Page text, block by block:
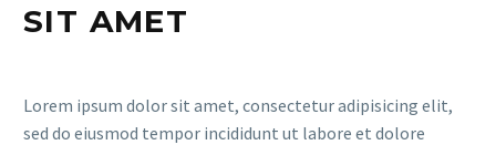
SIT AMET
Lorem ipsum dolor sit amet, consectetur adipisicing elit,
sed do eiusmod tempor incididunt ut labore et dolore